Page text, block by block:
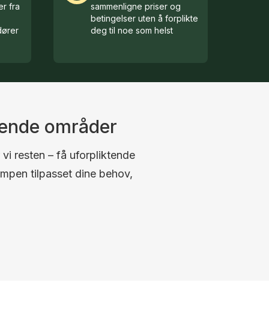
fra
sammenligne priser og
betingelser uten å forplikte
deg til noe som helst
områder
resten – få uforpliktende
tilpasset dine behov,